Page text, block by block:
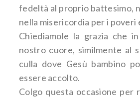
fedeltà al proprio battesimo,
nella misericordia per i poveri
Chiediamole la grazia che
nostro cuore, similmente al
culla dove Gesù bambino
essere accolto.
Colgo questa occasione per